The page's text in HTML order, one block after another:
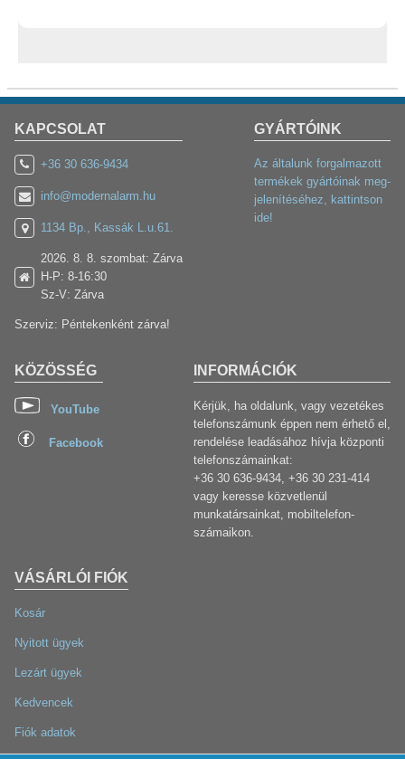
KAPCSOLAT
+36 30 636-9434
info@modernalarm.hu
1134 Bp., Kassák L.u.61.
2026. 8. 8. szombat: Zárva
H-P: 8-16:30
Sz-V: Zárva
Szerviz: Péntekenként zárva!
VÁSÁRLÓI FIÓK
Kosár
Nyitott ügyek
Lezárt ügyek
Kedvencek
Fiók adatok
KÖZÖSSÉG
YouTube
Facebook
INFORMÁCIÓK
Kérjük, ha oldalunk, vagy vezetékes
telefonszámunk éppen nem érhető el,
rendelése leadásához hívja központi
telefonszámainkat:
+36 30 636-9434, +36 30 231-414
vagy keresse közvetlenül
munkatársainkat, mobiltelefon-
számaikon.
GYÁRTÓINK
Az általunk forgalmazott
termékek gyártóinak meg-
jelenítéséhez, kattintson
ide!